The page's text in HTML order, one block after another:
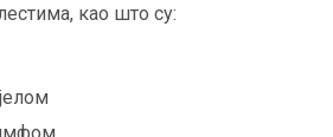
као што су: